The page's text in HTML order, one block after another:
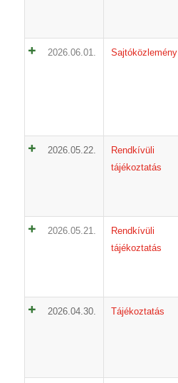
2026.06.01. Sajtóközlemény
2026.05.22.
Rendkívüli
tájékoztatás
2026.05.21.
Rendkívüli
tájékoztatás
2026.04.30. Tájékoztatás